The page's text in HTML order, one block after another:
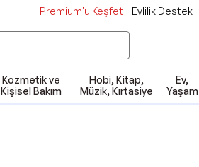
Premium'u Keşfet Evlilik Destek
Kozmetik ve
Kişisel Bakım
Hobi, Kitap,
Müzik, Kırtasiye
Ev,
Yaşam